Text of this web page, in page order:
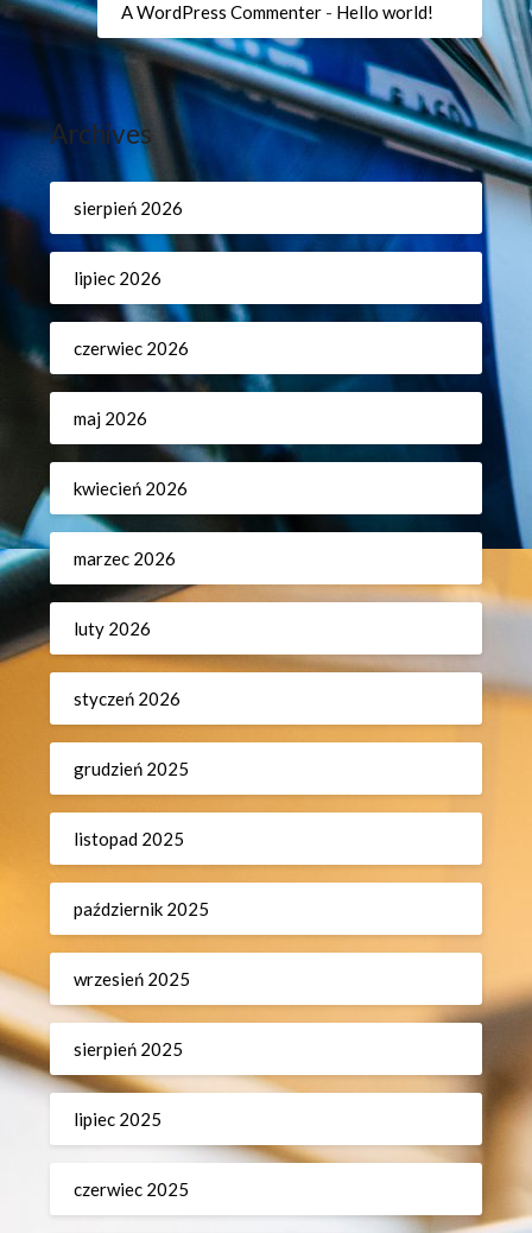
A WordPress Commenter - Hello world!
Archives
sierpień 2026
lipiec 2026
czerwiec 2026
maj 2026
kwiecień 2026
marzec 2026
luty 2026
styczeń 2026
grudzień 2025
listopad 2025
październik 2025
wrzesień 2025
sierpień 2025
lipiec 2025
czerwiec 2025